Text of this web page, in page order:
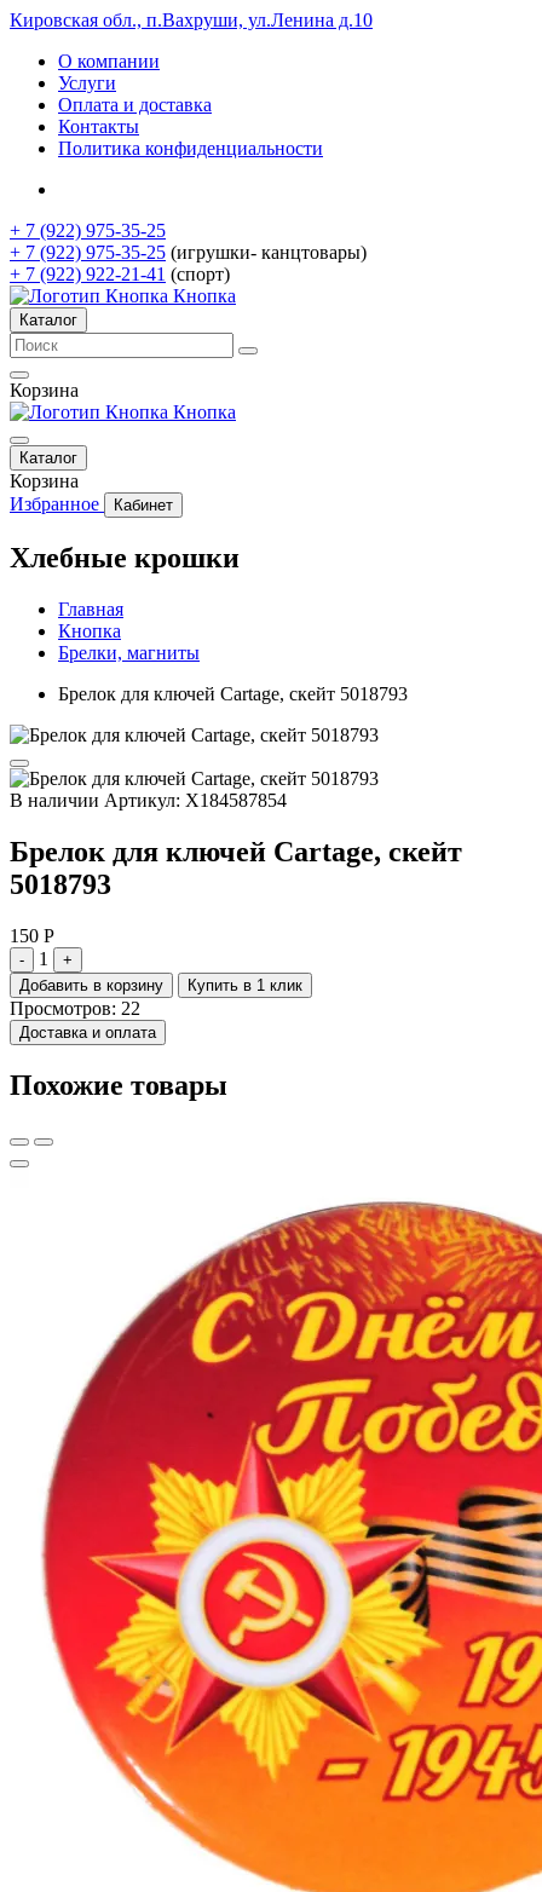
Кировская обл., п.Вахруши, ул.Ленина д.10
О компании
Услуги
Оплата и доставка
Контакты
Политика конфиденциальности
+ 7 (922) 975-35-25
+ 7 (922) 975-35-25 (игрушки- канцтовары)
+ 7 (922) 922-21-41 (спорт)
Кнопка
Каталог
Корзина
Кнопка
Каталог
Корзина
Избранное
Кабинет
Хлебные крошки
Главная
Кнопка
Брелки, магниты
Брелок для ключей Cartage, скейт 5018793
В наличии Артикул: X184587854
Брелок для ключей Cartage, скейт
5018793
150 Р
- 1
+
Добавить в корзину
Купить в 1 клик
Просмотров: 22
Доставка и оплата
Похожие товары